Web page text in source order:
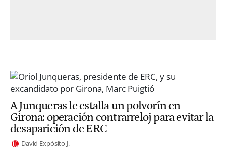
A Junqueras le estalla un polvorín en
Girona: operación contrarreloj para evitar la
desaparición de ERC
David Expósito J.